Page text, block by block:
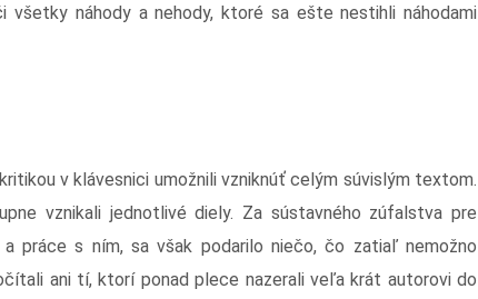
všetky náhody a nehody, ktoré sa ešte nestihli náhodami
v klávesnici umožnili vzniknúť celým súvislým textom.
vznikali jednotlivé diely. Za sústavného zúfalstva pre
práce s ním, sa však podarilo niečo, čo zatiaľ nemožno
ani tí, ktorí ponad plece nazerali veľa krát autorovi do